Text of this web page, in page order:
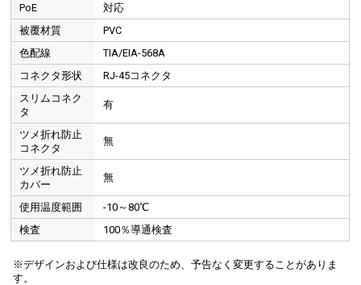
PoE
対応
被覆材質
PVC
色配線
TIA/EIA-568A
コネクタ形状
RJ-45コネクタ
スリムコネク
タ
有
ツメ折れ防止
コネクタ
無
ツメ折れ防止
カバー
無
使用温度範囲
-10～80℃
検査
100％導通検査
※デザインおよび仕様は改良のため、予告なく変更することがありま
す。